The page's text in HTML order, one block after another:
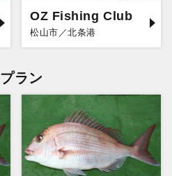
OZ Fishing Club
松山市／北条港
ラン